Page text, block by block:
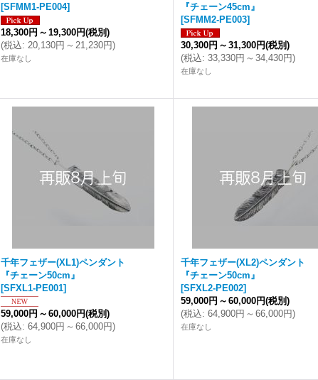
[SFMM1-PE004]
18,300円 ～ 19,300円(税別)
(税込: 20,130円 ～ 21,230円)
在庫なし
『チェーン45cm』
[SFMM2-PE003]
30,300円 ～ 31,300円(税別)
(税込: 33,330円 ～ 34,430円)
在庫なし
千年フェザー(XL1)ペンダント
『チェーン50cm』
[SFXL1-PE001]
59,000円 ～ 60,000円(税別)
(税込: 64,900円 ～ 66,000円)
在庫なし
千年フェザー(XL2)ペンダント
『チェーン50cm』
[SFXL2-PE002]
59,000円 ～ 60,000円(税別)
(税込: 64,900円 ～ 66,000円)
在庫なし